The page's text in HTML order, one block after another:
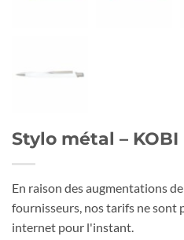
Stylo métal – KOBI
En raison des augmentations
fournisseurs, nos tarifs ne sont
internet pour l'instant.